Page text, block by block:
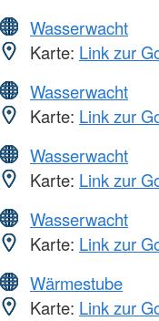
Wasserwacht
Karte: Link zur
Wasserwacht
Karte: Link zur
Wasserwacht
Karte: Link zur
Wasserwacht
Karte: Link zur
Wärmestube
Karte: Link zur